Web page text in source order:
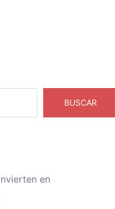
BUSCAR
en